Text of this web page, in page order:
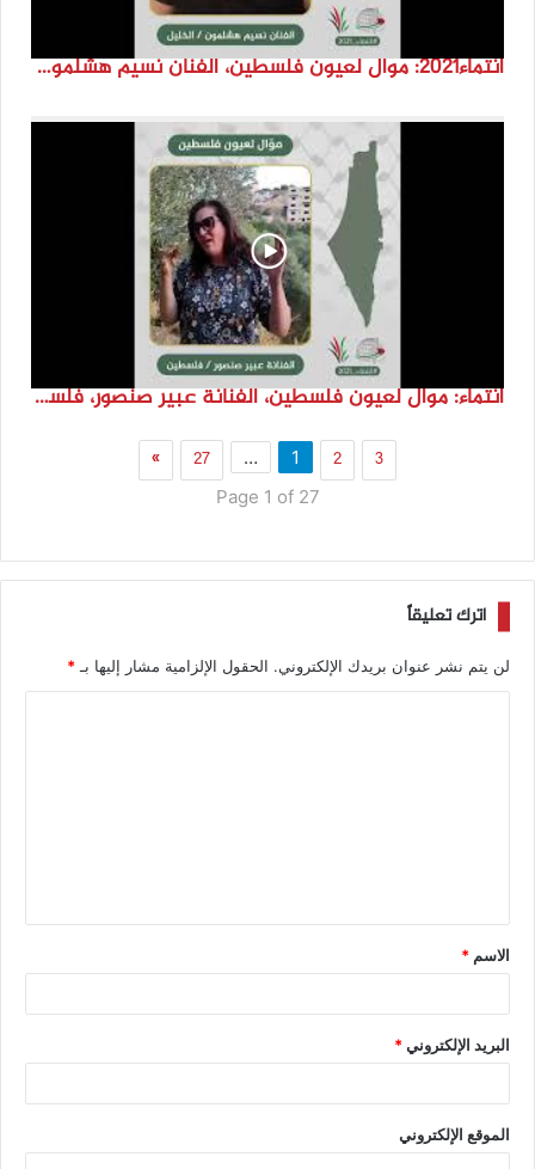
انتماء2021: موال لعيون فلسطين، الفنان نسيم هشلمون، فلسطين
انتماء: موال لعيون فلسطين، الفنانة عبير صنصور، فلسطين
1 2 3
…
27
»
Page 1 of 27
اترك تعليقاً
لن يتم نشر عنوان بريدك الإلكتروني. الحقول الإلزامية مشار إليها بـ *
الاسم *
البريد الإلكتروني*
الموقع الإلكتروني